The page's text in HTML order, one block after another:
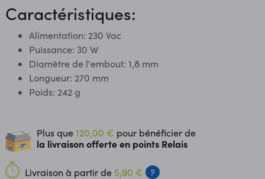
Caractéristiques:
Alimentation: 230 Vac
Puissance: 30 W
Diamètre de l'embout: 1,8 mm
Longueur: 270 mm
Poids: 242 g
Plus que120,00 € pour bénéficier de
la livraison offerte en points Relais
Livraison à partir de 5,90 € ?